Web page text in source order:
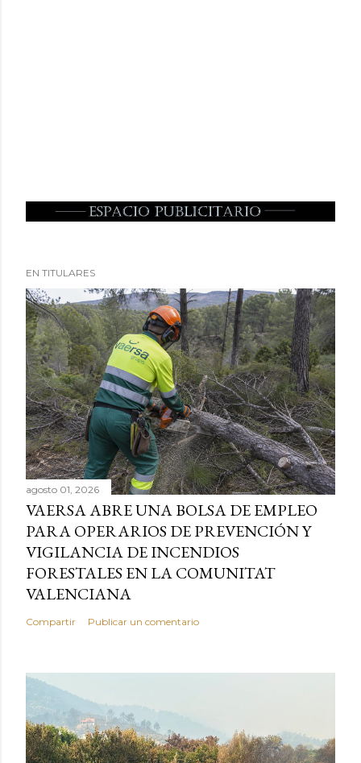
EN TITULARES
agosto 01, 2026
VAERSA ABRE UNA BOLSA DE EMPLEO
PARA OPERARIOS DE PREVENCIÓN Y
VIGILANCIA DE INCENDIOS
FORESTALES EN LA COMUNITAT
VALENCIANA
Compartir Publicar un comentario